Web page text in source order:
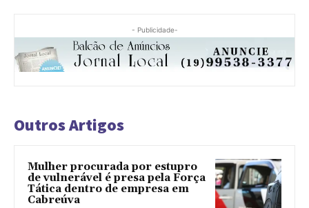
- Publicidade-
Outros Artigos
Mulher procurada por estupro
de vulnerável é presa pela Força
Tática dentro de empresa em
Cabreúva